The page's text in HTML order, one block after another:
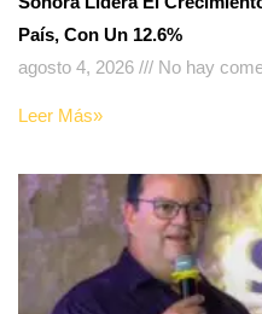
País, Con Un 12.6%
agosto 4, 2026
No hay
Leer Más»